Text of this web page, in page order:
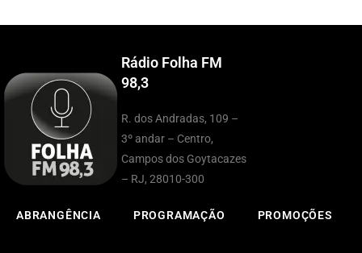
Rádio Folha FM
98,3
R. dos Andradas, 109 –
3º andar – Centro,
Campos dos Goytacazes
– RJ, 28010-300
ABRANGÊNCIA PROGRAMAÇÃO PROMOÇÕES